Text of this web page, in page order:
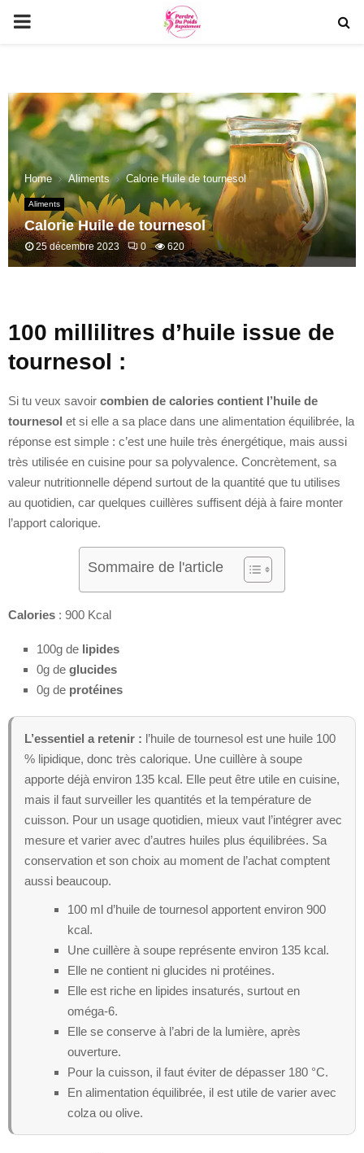
PRIMARY
Home Aliments Calorie Huile de tournesol
Aliments
Calorie Huile de tournesol
25 décembre 2023 0 620
100 millilitres d’huile issue de
tournesol :
Si tu veux savoir combien de calories contient l’huile de
tournesol et si elle a sa place dans une alimentation équilibrée, la
réponse est simple : c’est une huile très énergétique, mais aussi
très utilisée en cuisine pour sa polyvalence. Concrètement, sa
valeur nutritionnelle dépend surtout de la quantité que tu utilises
au quotidien, car quelques cuillères suffisent déjà à faire monter
l’apport calorique.
Sommaire de l'article
Calories : 900 Kcal
100g de lipides
0g de glucides
0g de protéines
L’essentiel a retenir : l’huile de tournesol est une huile 100
% lipidique, donc très calorique. Une cuillère à soupe
apporte déjà environ 135 kcal. Elle peut être utile en cuisine,
mais il faut surveiller les quantités et la température de
cuisson. Pour un usage quotidien, mieux vaut l’intégrer avec
mesure et varier avec d’autres huiles plus équilibrées. Sa
conservation et son choix au moment de l’achat comptent
aussi beaucoup.
100 ml d’huile de tournesol apportent environ 900
kcal.
Une cuillère à soupe représente environ 135 kcal.
Elle ne contient ni glucides ni protéines.
Elle est riche en lipides insaturés, surtout en
oméga-6.
Elle se conserve à l’abri de la lumière, après
ouverture.
Pour la cuisson, il faut éviter de dépasser 180 °C.
En alimentation équilibrée, il est utile de varier avec
colza ou olive.